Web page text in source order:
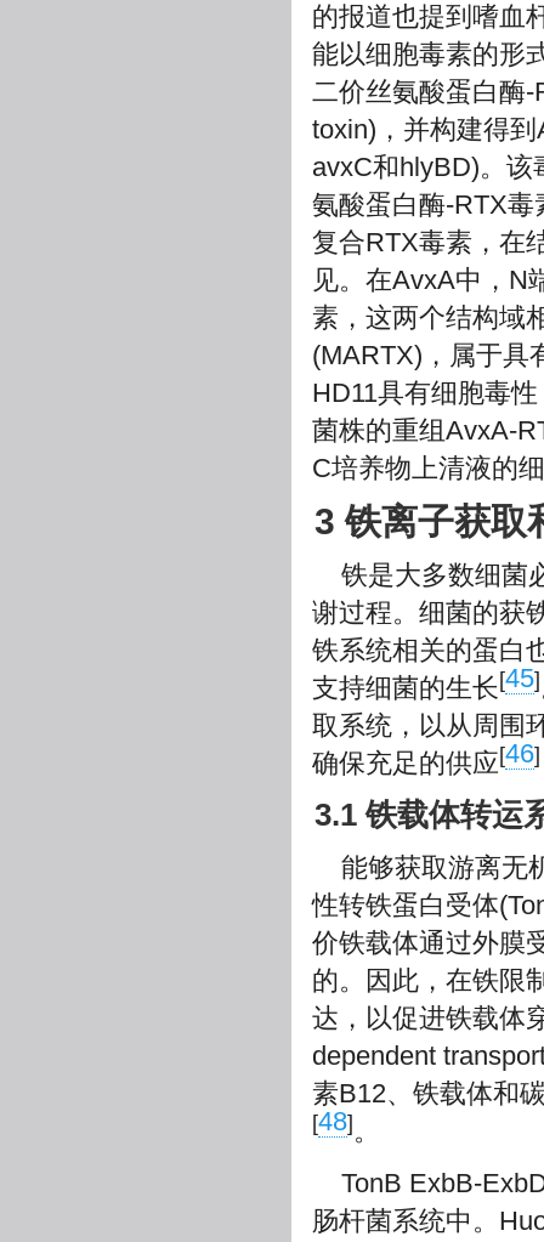
的报道也提到嗜血
能以细胞毒素的形
二价丝氨酸蛋白酶-
toxin)，并构建得
avxC和hlyBD)。
氨酸蛋白酶-RTX毒
复合RTX毒素，在
见。在AvxA中，N
素，这两个结构域
(MARTX)，属于具
HD11具有细胞毒
菌株的重组AvxA-
C培养物上清液的
3 铁离子获取
铁是大多数细菌
谢过程。细菌的获
铁系统相关的蛋白
支持细菌的生长[45]
取系统，以从周围
确保充足的供应[46]
3.1 铁载体转运
能够获取游离无
性转铁蛋白受体
价铁载体通过外膜
的。因此，在铁限
达，以促进铁载体
dependent
素B12、铁载体和
[48]。
TonB ExbB-
肠杆菌系统中。